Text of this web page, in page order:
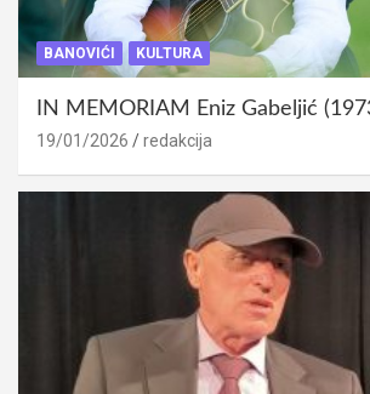
BANOVIĆI KULTURA
IN MEMORIAM Eniz Gabeljić
19/01/2026 redakcija